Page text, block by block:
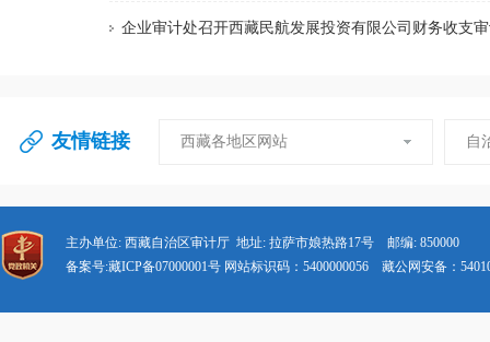
企业审计处召开西藏民航发展投资有限公司财务收支
友情链接 西藏各地区网站 自
主办单位: 西藏自治区审计厅 地址: 拉萨市娘热路17号 邮编: 850000
备案号:藏ICP备07000001号 网站标识码：5400000056 藏公网安备：